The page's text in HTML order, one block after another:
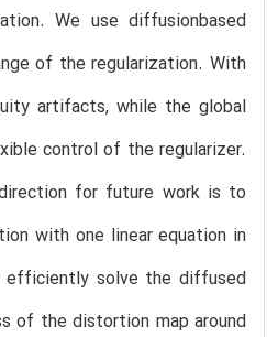
We use diffusionbased
of the regularization. With
artifacts, while the global
control of the regularizer.
for future work is to
with one linear equation in
efficiently solve the diffused
of the distortion map around